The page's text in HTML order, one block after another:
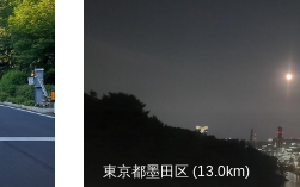
東京都墨田区 (13.0km)